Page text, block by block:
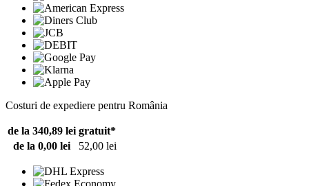
Costuri de expediere pentru România
de la 340,89 lei gratuit*
de la 0,00 lei
52,00 lei